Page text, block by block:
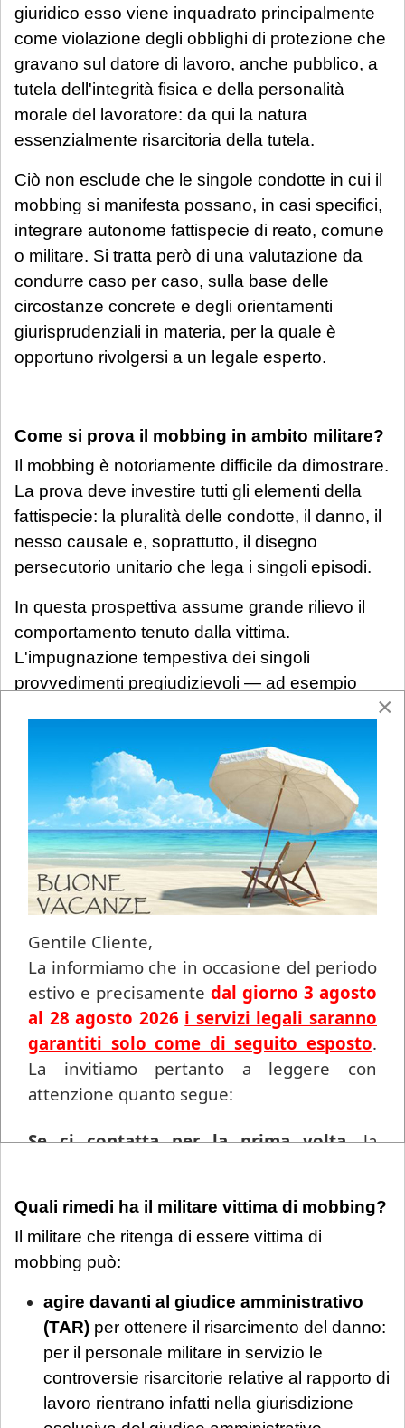
giuridico esso viene inquadrato principalmente
come violazione degli obblighi di protezione che
gravano sul datore di lavoro, anche pubblico, a
tutela dell'integrità fisica e della personalità
morale del lavoratore: da qui la natura
essenzialmente risarcitoria della tutela.
Ciò non esclude che le singole condotte in cui il
mobbing si manifesta possano, in casi specifici,
integrare autonome fattispecie di reato, comune
o militare. Si tratta però di una valutazione da
condurre caso per caso, sulla base delle
circostanze concrete e degli orientamenti
giurisprudenziali in materia, per la quale è
opportuno rivolgersi a un legale esperto.
Come si prova il mobbing in ambito militare?
Il mobbing è notoriamente difficile da dimostrare.
La prova deve investire tutti gli elementi della
fattispecie: la pluralità delle condotte, il danno, il
nesso causale e, soprattutto, il disegno
persecutorio unitario che lega i singoli episodi.
In questa prospettiva assume grande rilievo il
comportamento tenuto dalla vittima.
L'impugnazione tempestiva dei singoli
provvedimenti pregiudizievoli — ad esempio
caratteristica — attraverso ricorsi gerarchici o al
TAR è altamente rilevante sul piano probatorio:
l'eventuale annullamento di tali atti può costituire
un importante indizio del più ampio disegno
vessatorio.
Va però precisato che non esiste alcun
provvedimenti non esaurisce, da solo, la prova
del mobbing, così come la mancata
impugnazione degli atti, pur potendo indebolire
sensibilmente la domanda risarcitoria, va
valutata nel quadro complessivo. Il fulcro resta
sempre la dimostrazione dell'intento
persecutorio e del nesso causale tra le condotte
Quali rimedi ha il militare vittima di mobbing?
Il militare che ritenga di essere vittima di
mobbing può:
agire davanti al giudice amministrativo
(TAR) per ottenere il risarcimento del danno:
per il personale militare in servizio le
controversie risarcitorie relative al rapporto di
lavoro rientrano infatti nella giurisdizione
×
Gentile Cliente,
La informiamo che in occasione del periodo
estivo e precisamente dal giorno 3 agosto
al 28 agosto 2026 i servizi legali saranno
garantiti solo come di seguito esposto.
La invitiamo pertanto a leggere con
attenzione quanto segue:
Se ci contatta per la prima volta, la
sarà gestita in videoconferenza a fronte di
un compenso di€ 180,00, in ragione del
periodo di chiusura dello Studio.
che tale maggiorazione non comporta un
trattamento prioritario
: l'appuntamento
sarà calendarizzato in base alla disponibilità
dei professionisti, in relazione all'urgenza
della questione posta. Se interessato, si
invita a mandare una mail con richiesta di